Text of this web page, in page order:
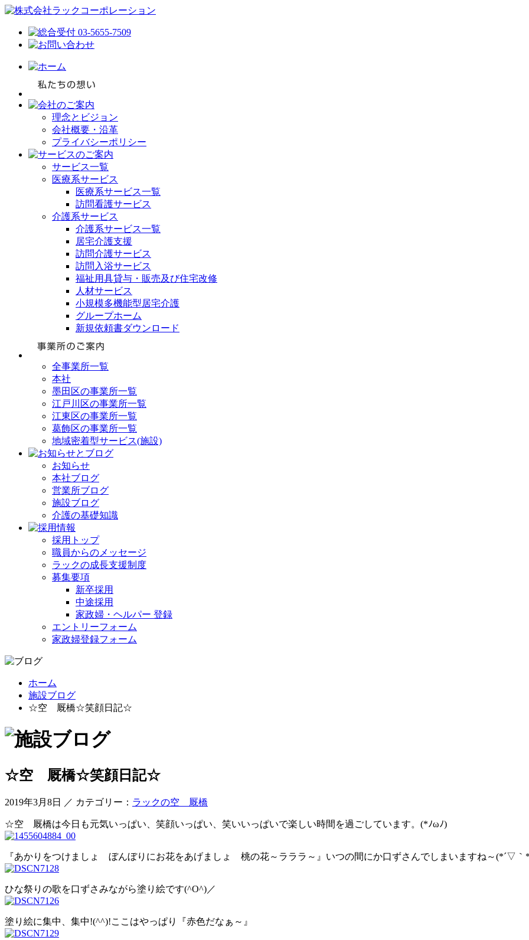
理念とビジョン
会社概要・沿革
プライバシーポリシー
サービス一覧
医療系サービス
医療系サービス一覧
訪問看護サービス
介護系サービス
介護系サービス一覧
居宅介護支援
訪問介護サービス
訪問入浴サービス
福祉用具貸与・販売及び住宅改修
人材サービス
小規模多機能型居宅介護
グループホーム
新規依頼書ダウンロード
全事業所一覧
本社
墨田区の事業所一覧
江戸川区の事業所一覧
江東区の事業所一覧
葛飾区の事業所一覧
地域密着型サービス(施設)
お知らせ
本社ブログ
営業所ブログ
施設ブログ
介護の基礎知識
採用トップ
職員からのメッセージ
ラックの成長支援制度
募集要項
新卒採用
中途採用
家政婦・ヘルパー 登録
エントリーフォーム
家政婦登録フォーム
ホーム
施設ブログ
☆空 厩橋☆笑顔日記☆
☆空 厩橋☆笑顔日記☆
2019年3月8日 ／ カテゴリー： ラックの空 厩橋
☆空 厩橋は今日も元気いっぱい、笑顔いっぱい、笑いいっぱいで楽しい時間を過ごしています。(*ﾉωﾉ)
『あかりをつけましょ ぼんぼりにお花をあげましょ 桃の花～ラララ～』いつの間にか口ずさんでしまいますね～(*´▽｀
ひな祭りの歌を口ずさみながら塗り絵です(^O^)／
塗り絵に集中、集中!(^^)!ここはやっぱり『赤色だなぁ～』